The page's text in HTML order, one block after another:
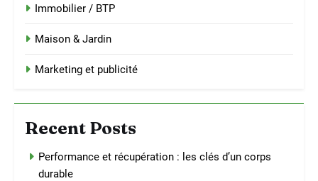
Immobilier / BTP
Maison & Jardin
Marketing et publicité
Recent Posts
Performance et récupération : les clés d’un corps
durable